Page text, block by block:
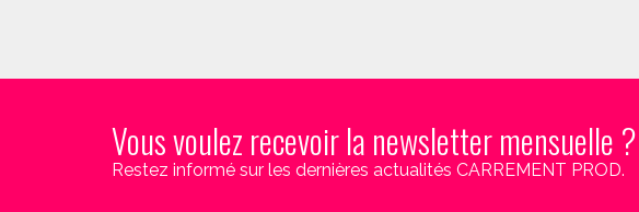
Vous voulez recevoir la newsletter mensuelle ?
Restez informé sur les dernières actualités CARREMENT PROD.